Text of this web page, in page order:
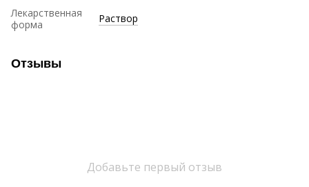
Лекарственная
форма
Раствор
Отзывы
Добавьте первый отзыв